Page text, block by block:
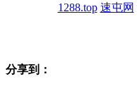
1288.top 速屯网
分享到：